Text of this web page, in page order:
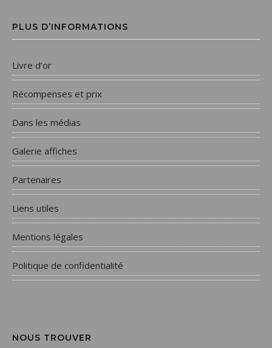
PLUS D’INFORMATIONS
Livre d’or
Récompenses et prix
Dans les médias
Galerie affiches
Partenaires
Liens utiles
Mentions légales
Politique de confidentialité
NOUS TROUVER